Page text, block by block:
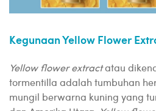
Kegunaan Yellow Flower
Yellow flower extractatau
tormentilla adalah tumbuhan
mungil berwarna kuning yang